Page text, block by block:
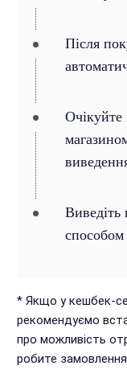
Після
способом
* Якщо у кешбек-
рекомендуємо
про можливість
робите